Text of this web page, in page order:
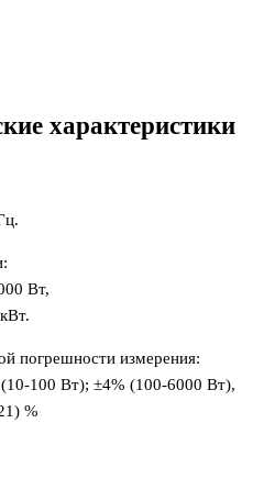
характеристики
Вт,
погрешности измерения:
100 Вт); ±4% (100-6000 Вт),
%